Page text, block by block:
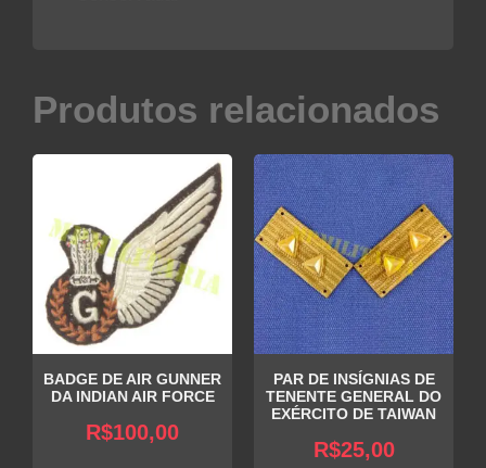
Produtos relacionados
BADGE DE AIR GUNNER
DA INDIAN AIR FORCE
R$100,00
PAR DE INSÍGNIAS DE
TENENTE GENERAL DO
EXÉRCITO DE TAIWAN
R$25,00